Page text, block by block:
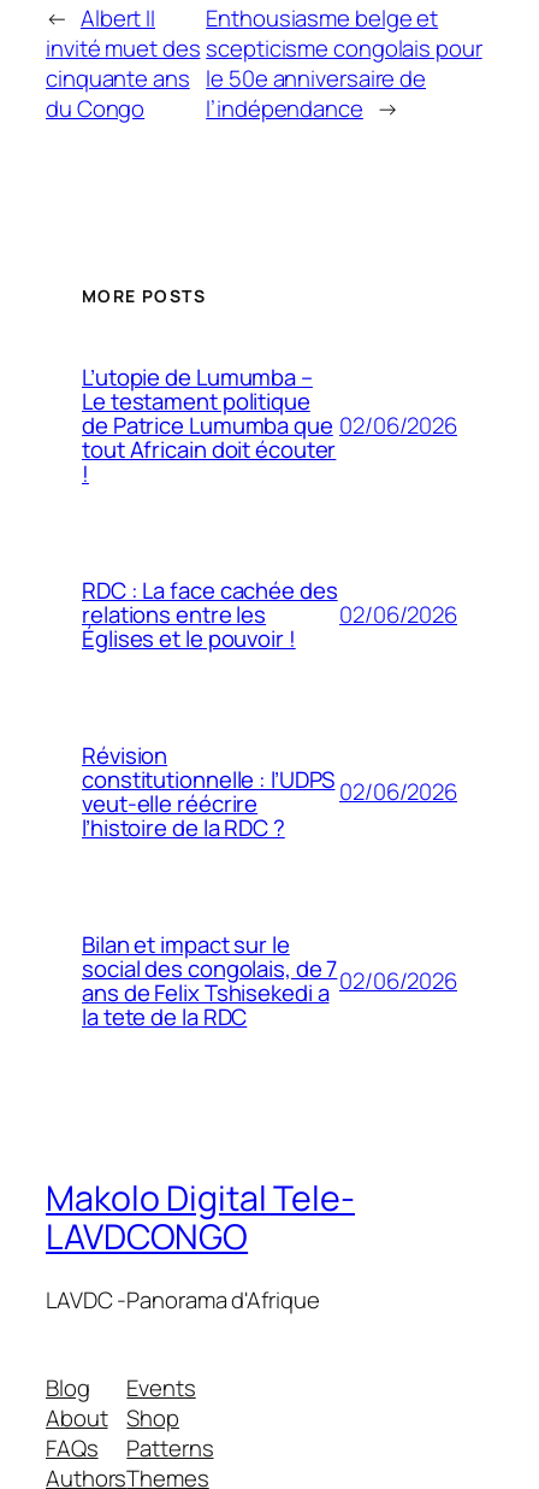
← Albert II
invité muet des
cinquante ans
du Congo
Enthousiasme belge et
scepticisme congolais pour
le 50e anniversaire de
l’indépendance →
MORE POSTS
L’utopie de Lumumba –
Le testament politique
de Patrice Lumumba que
tout Africain doit écouter
!
02/06/2026
RDC : La face cachée des
relations entre les
Églises et le pouvoir !
02/06/2026
Révision
constitutionnelle : l’UDPS
veut-elle réécrire
l’histoire de la RDC ?
02/06/2026
Bilan et impact sur le
social des congolais, de 7
ans de Felix Tshisekedi a
la tete de la RDC
02/06/2026
Makolo Digital Tele-
LAVDCONGO
LAVDC -Panorama d'Afrique
Blog
About
FAQs
Authors
Events
Shop
Patterns
Themes